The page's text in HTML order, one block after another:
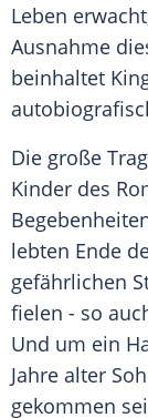
Leben
Ausnahme
beinhaltet
Die große
Kinder des
lebten Ende
gefährlichen
fielen - so
Und um ein
Jahre alter
gekommen